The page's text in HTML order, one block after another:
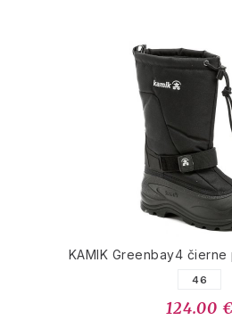
KAMIK Greenbay4
46
124.00 €